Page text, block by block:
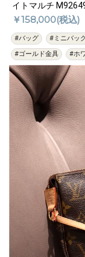
イトマルチ
￥158,000(税込)
#バッグ #ミニバッ
#ゴールド金具
#ホ